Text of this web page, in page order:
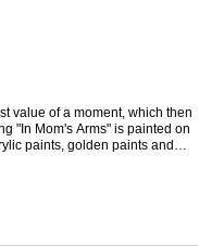
value of a moment, which then
paints, golden paints and
family harmony. The mother
are her continuation and